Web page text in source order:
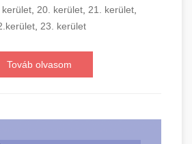
kerület, 20. kerület, 21. kerület,
, 23. kerület
Továb olvasom